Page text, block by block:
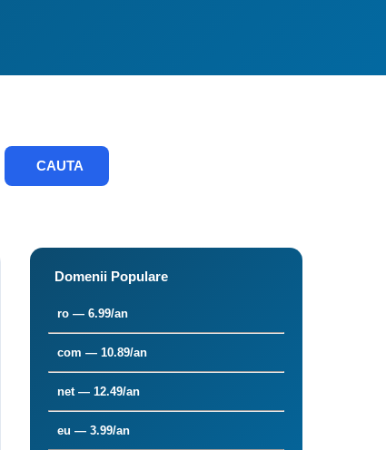
CAUTA
Domenii Populare
ro — 6.99/an
com — 10.89/an
net — 12.49/an
eu — 3.99/an